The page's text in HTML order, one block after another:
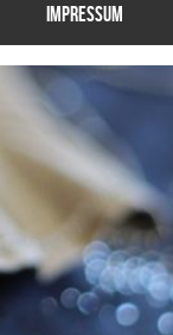
IMPRESSUM